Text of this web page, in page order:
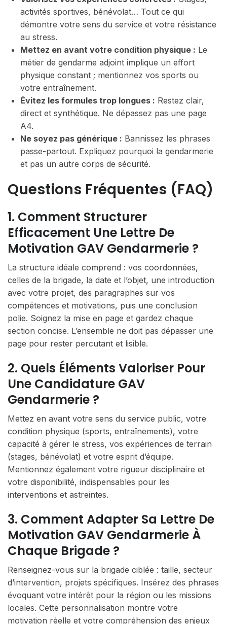
activités sportives, bénévolat… Tout ce qui
démontre votre sens du service et votre résistance
au stress.
Mettez en avant votre condition physique : Le
métier de gendarme adjoint implique un effort
physique constant ; mentionnez vos sports ou
votre entraînement.
Évitez les formules trop longues : Restez clair,
direct et synthétique. Ne dépassez pas une page
A4.
Ne soyez pas générique : Bannissez les phrases
passe-partout. Expliquez pourquoi la gendarmerie
et pas un autre corps de sécurité.
Questions Fréquentes (FAQ)
1. Comment Structurer
Efficacement Une Lettre De
Motivation GAV Gendarmerie ?
La structure idéale comprend : vos coordonnées,
celles de la brigade, la date et l’objet, une introduction
avec votre projet, des paragraphes sur vos
compétences et motivations, puis une conclusion
polie. Soignez la mise en page et gardez chaque
section concise. L’ensemble ne doit pas dépasser une
page pour rester percutant et lisible.
2. Quels Éléments Valoriser Pour
Une Candidature GAV
Gendarmerie ?
Mettez en avant votre sens du service public, votre
condition physique (sports, entraînements), votre
capacité à gérer le stress, vos expériences de terrain
(stages, bénévolat) et votre esprit d’équipe.
Mentionnez également votre rigueur disciplinaire et
votre disponibilité, indispensables pour les
interventions et astreintes.
3. Comment Adapter Sa Lettre De
Motivation GAV Gendarmerie À
Chaque Brigade ?
Renseignez-vous sur la brigade ciblée : taille, secteur
d’intervention, projets spécifiques. Insérez des phrases
évoquant votre intérêt pour la région ou les missions
locales. Cette personnalisation montre votre
motivation réelle et votre compréhension des enjeux